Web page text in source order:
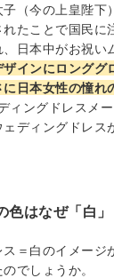
子（今の上皇陛下
たことで国民に
日本中がお祝い
インにロンググ
日本女性の憧れ
ィングドレスメ
ディングドレス
色はなぜ「白」
＝白のイメージ
でしょうか。